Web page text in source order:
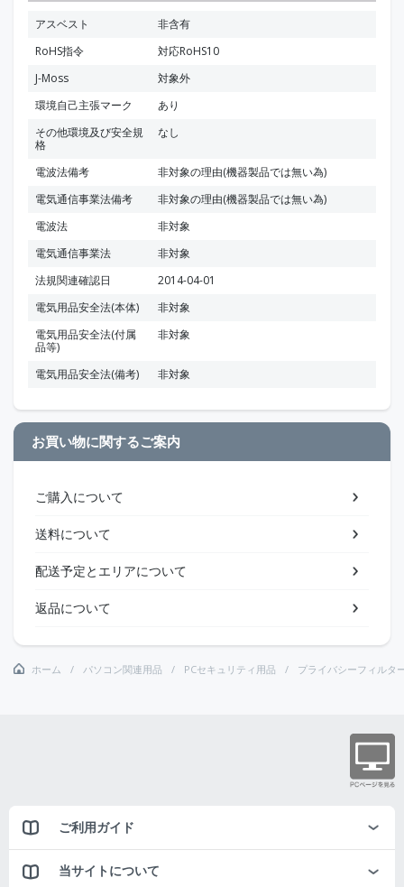
アスベスト
非含有
RoHS指令
対応RoHS10
J-Moss
対象外
環境自己主張マーク
あり
その他環境及び安全規
格
なし
電波法備考
非対象の理由(機器製品では無い為)
電気通信事業法備考
非対象の理由(機器製品では無い為)
電波法
非対象
電気通信事業法
非対象
法規関連確認日
2014-04-01
電気用品安全法(本体)
非対象
電気用品安全法(付属
品等)
非対象
電気用品安全法(備考) 非対象
お買い物に関するご案内
ご購入について
送料について
配送予定とエリアについて
返品について
ホーム パソコン関連用品 PCセキュリティ用品 プライバシーフィルタ
ご利用ガイド
当サイトについて